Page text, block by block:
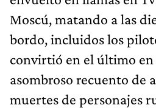
Moscú, matando a las
bordo, incluidos los
convirtió en el último en
asombroso recuento de
muertes de personajes